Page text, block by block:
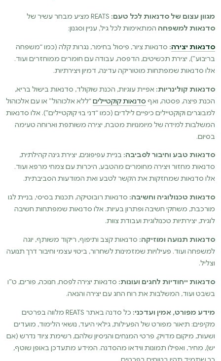
מגוון עצום של סדנאות לכל טעם:
סדנאות למשפחה המתאימות לכל גיל, עניין וסגנון:
סדנאות יצירה: סדנאות ציור, פיסול בחימר, נגרות קלה (כמו “משפחה
בריבוע”), יצירת תכשיטים, הדפסה, עבודה עם חומרים ממוחזרים ועוד.
אלו סדנאות שמפתחות מוטוריקה עדינה, דמיון ויצירתיות.
סדנאות קולינריות: אפיית עוגיות, הכנת שוקולד, סדנאות בישול בריא,
הכנת פיצה, פסטה, ואף סדנאות קוקטיילים“ללא אלכוהול” או עם אלכוהול
למבוגרים וקוקטיילים כיפיים לילדים (כמו “דני בוי קוקטיילים”). אלו סדנאות
המשלבות למידה של מיומנויות מטבח, יצירה משותפת וארוחה טעימה
בסיום.
סדנאות טבע וחיבור לסביבה: בניית עפיפונים, יצירת גינה קהילתית,
סדנאות מחזור ויצירה מחומרים מהטבע, היכרות עם צמחי מרפא ועוד.
אלו סדנאות שמחזקות את הקשר לטבע ואת המודעות הסביבתית.
סדנאות טכנולוגיה וחשיבה: סדנאות רובוטיקה, תכנות בסיסי, בניית לגו
מורכבת, משחקי חשיבה ופתרון בעיות. אלו סדנאות שמפתחות חשיבה
לוגית, יצירתיות טכנולוגית ועבודת צוות.
סדנאות תנועה ומוזיקה: סדנאות קצב ותיפוף, ריקוד משותף, יוגה
למשפחה ועוד. פעילויות שמזמינות לשחרור, ביטוי עצמי וחיבור דרך תנועה
וצליל.
סדנאות ייחודיות לחגים ועונות: סדנאות יצירה לפסח, חנוכה, פורים, ט”ו
בשבט ועוד, המשלבות את רוח החג עם יצירה והנאה.
מידע מפורט, אמין ועדכני:
כל סדנה באתר REATS מלווה בפרטים
מקיפים: תיאור מפורט של הפעילות, גילאי היעד, נושאי הלימוד, מועדים
ושעות, מיקום מדויק, פרטי המנחים והניסיון שלהם, רשימת ציוד נדרש (אם
יש), מחיר, ואפילו תמונות ווידאו מהסדנה. המידע מתעדכן באופן שוטף,